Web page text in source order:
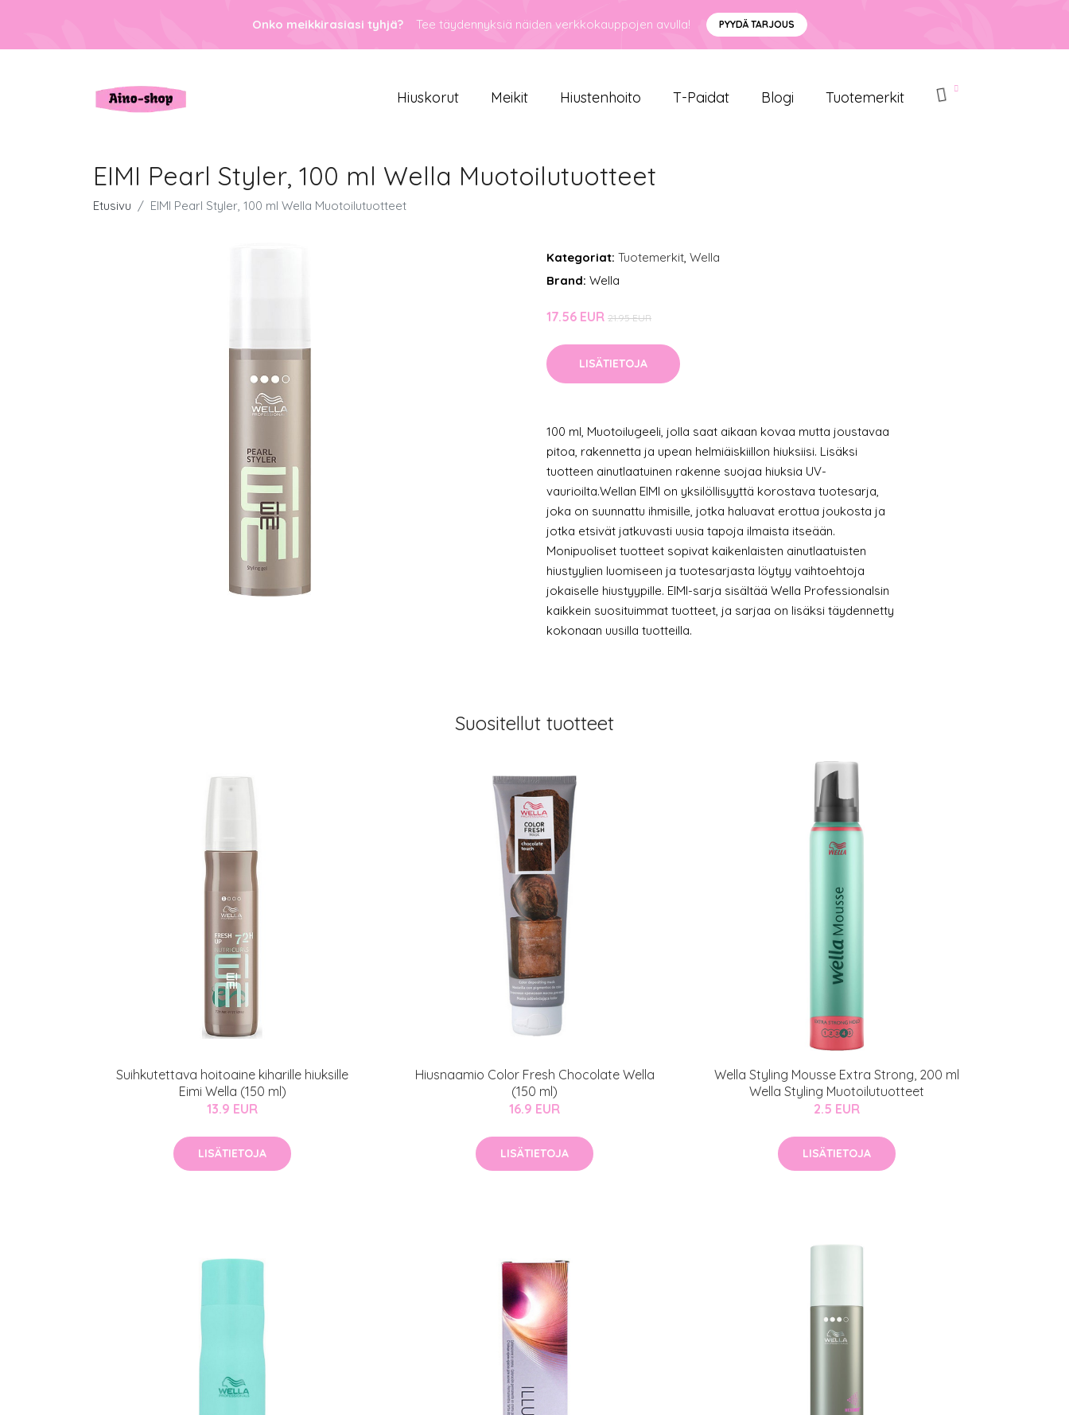
Onko meikkirasiasi tyhjä? Tee täydennyksiä näiden verkkokauppojen avulla! PYYDÄ TARJOUS
Hiuskorut Meikit Hiustenhoito T-Paidat Blogi Tuotemerkit
EIMI Pearl Styler, 100 ml Wella Muotoilutuotteet
Etusivu EIMI Pearl Styler, 100 ml Wella Muotoilutuotteet
Kategoriat: Tuotemerkit, Wella
Brand: Wella
17.56 EUR 21.95 EUR
LISÄTIETOJA
100 ml, Muotoilugeeli, jolla saat aikaan kovaa mutta joustavaa
pitoa, rakennetta ja upean helmiäiskiillon hiuksiisi. Lisäksi
tuotteen ainutlaatuinen rakenne suojaa hiuksia UV-
vaurioilta.Wellan EIMI on yksilöllisyyttä korostava tuotesarja,
joka on suunnattu ihmisille, jotka haluavat erottua joukosta ja
jotka etsivät jatkuvasti uusia tapoja ilmaista itseään.
Monipuoliset tuotteet sopivat kaikenlaisten ainutlaatuisten
hiustyylien luomiseen ja tuotesarjasta löytyy vaihtoehtoja
jokaiselle hiustyypille. EIMI-sarja sisältää Wella Professionalsin
kaikkein suosituimmat tuotteet, ja sarjaa on lisäksi täydennetty
kokonaan uusilla tuotteilla.
Suositellut tuotteet
Suihkutettava hoitoaine kiharille hiuksille
Eimi Wella (150 ml)
13.9 EUR
LISÄTIETOJA
Hiusnaamio Color Fresh Chocolate Wella
(150 ml)
16.9 EUR
LISÄTIETOJA
Wella Styling Mousse Extra Strong, 200 ml
Wella Styling Muotoilutuotteet
2.5 EUR
LISÄTIETOJA